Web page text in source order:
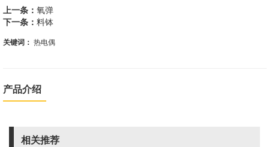
上一条： 氧弹
下一条： 料钵
关键词： 热电偶
产品介绍
相关推荐